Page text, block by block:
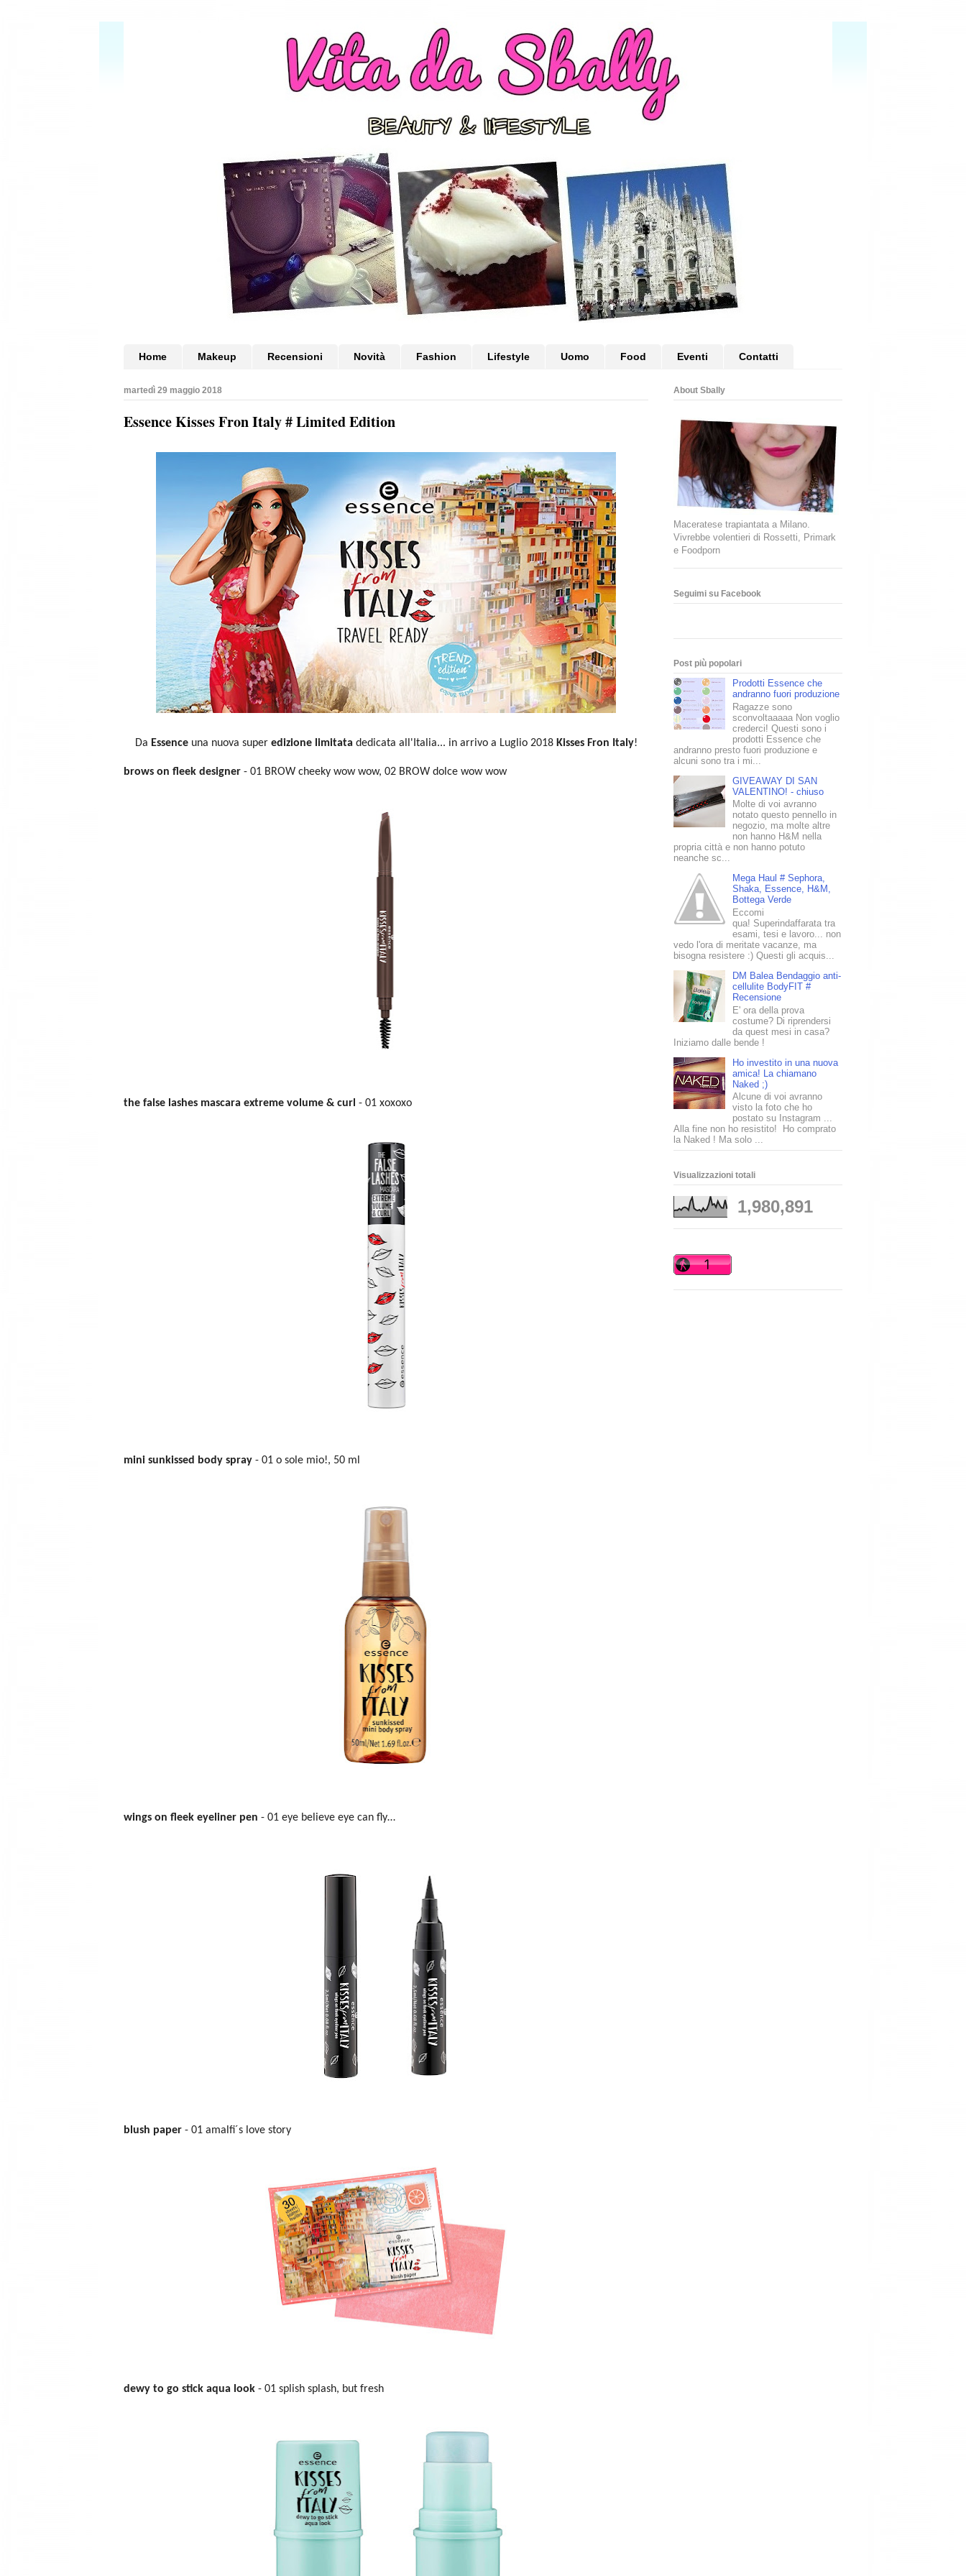
Home Makeup Recensioni Novità Fashion Lifestyle Uomo Food Eventi Contatti
martedì 29 maggio 2018
Essence Kisses Fron Italy # Limited Edition
Da Essence una nuova super edizione limitata dedicata all'Italia... in arrivo a Luglio 2018 Kisses Fron Italy!
brows on fleek designer - 01 BROW cheeky wow wow, 02 BROW dolce wow wow
the false lashes mascara extreme volume & curl - 01 xoxoxo
mini sunkissed body spray - 01 o sole mio!, 50 ml
wings on fleek eyeliner pen - 01 eye believe eye can fly…
blush paper - 01 amalfi´s love story
dewy to go stick aqua look - 01 splish splash, but fresh
About Sbally
Maceratese trapiantata a Milano.
Vivrebbe volentieri di Rossetti, Primark
e Foodporn
Seguimi su Facebook
Post più popolari
Prodotti Essence che
andranno fuori produzione
Ragazze sono
sconvoltaaaaa Non voglio
crederci! Questi sono i
prodotti Essence che
andranno presto fuori produzione e
alcuni sono tra i mi...
GIVEAWAY DI SAN
VALENTINO! - chiuso
Molte di voi avranno
notato questo pennello in
negozio, ma molte altre
non hanno H&M nella
propria città e non hanno potuto
neanche sc...
Mega Haul # Sephora,
Shaka, Essence, H&M,
Bottega Verde
Eccomi
qua! Superindaffarata tra
esami, tesi e lavoro... non
vedo l'ora di meritate vacanze, ma
bisogna resistere :) Questi gli acquis...
DM Balea Bendaggio anti-
cellulite BodyFIT #
Recensione
E' ora della prova
costume? Di riprendersi
da quest mesi in casa?
Iniziamo dalle bende !
Ho investito in una nuova
amica! La chiamano
Naked ;)
Alcune di voi avranno
visto la foto che ho
postato su Instagram ...
Alla fine non ho resistito! Ho comprato
la Naked ! Ma solo ...
Visualizzazioni totali
1,980,891